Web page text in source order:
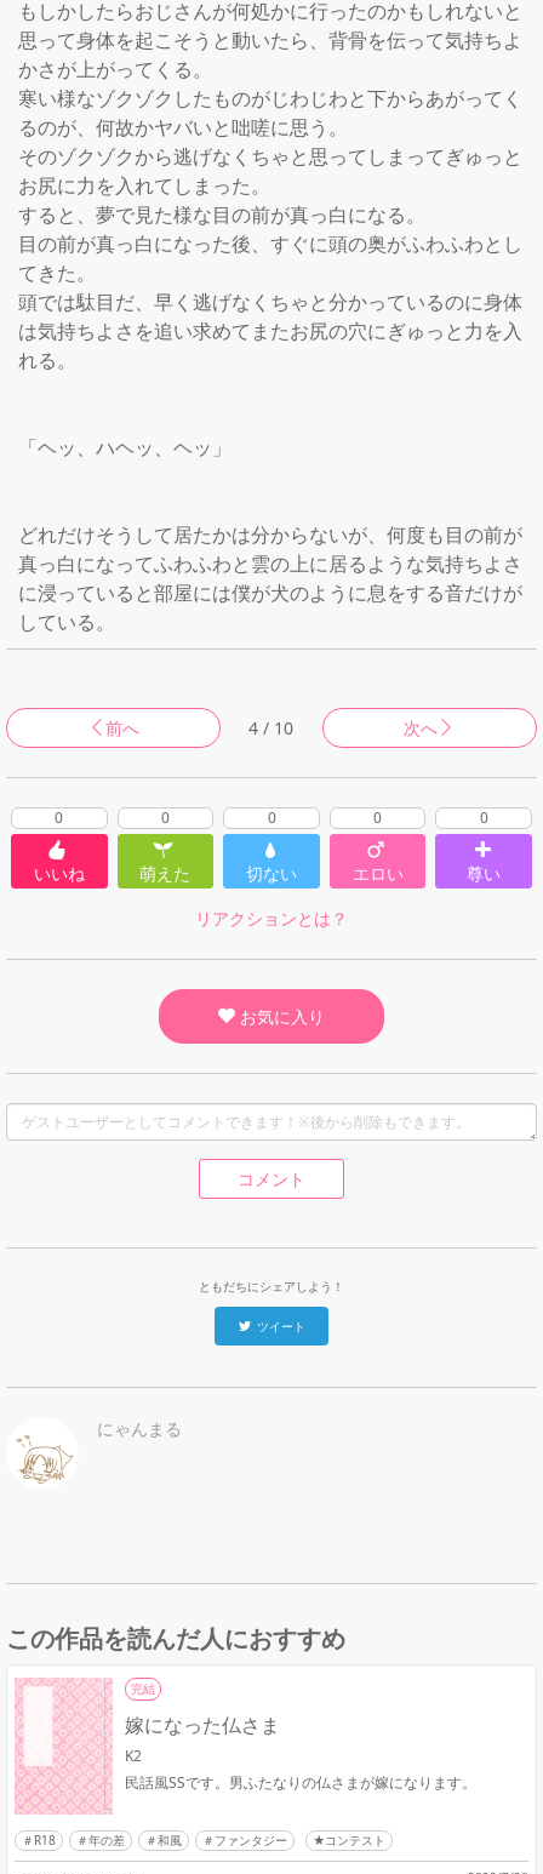
もしかしたらおじさんが何処かに行ったのかもしれないと
思って身体を起こそうと動いたら、背骨を伝って気持ちよ
かさが上がってくる。
寒い様なゾクゾクしたものがじわじわと下からあがってく
るのが、何故かヤバいと咄嗟に思う。
そのゾクゾクから逃げなくちゃと思ってしまってぎゅっと
お尻に力を入れてしまった。
すると、夢で見た様な目の前が真っ白になる。
目の前が真っ白になった後、すぐに頭の奥がふわふわとし
てきた。
頭では駄目だ、早く逃げなくちゃと分かっているのに身体
は気持ちよさを追い求めてまたお尻の穴にぎゅっと力を入
れる。
「ヘッ、ハヘッ、ヘッ」
どれだけそうして居たかは分からないが、何度も目の前が
真っ白になってふわふわと雲の上に居るような気持ちよさ
に浸っていると部屋には僕が犬のように息をする音だけが
している。
前へ 4 / 10 次へ
0
いいね
0
萌えた
0
切ない
0
エロい
0
尊い
リアクションとは？
お気に入り
コメント
ともだちにシェアしよう！
ツイート
にゃんまる
この作品を読んだ人におすすめ
完結
嫁になった仏さま
K2
民話風SSです。男ふたなりの仏さまが嫁になります。
R18 年の差 和風 ファンタジー ★コンテスト